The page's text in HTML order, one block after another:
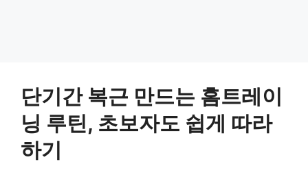
단기간 복근 만드는 홈트레이
닝 루틴, 초보자도 쉽게 따라
하기